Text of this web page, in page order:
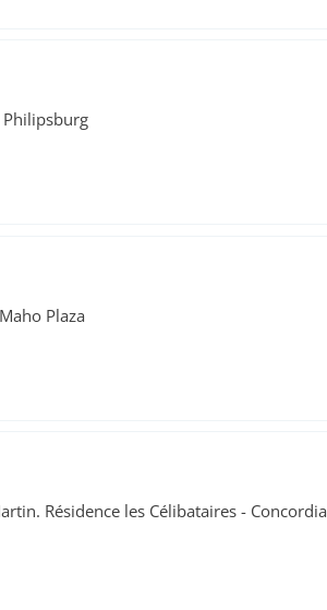
Plaza
Résidence les Célibataires - Concordia